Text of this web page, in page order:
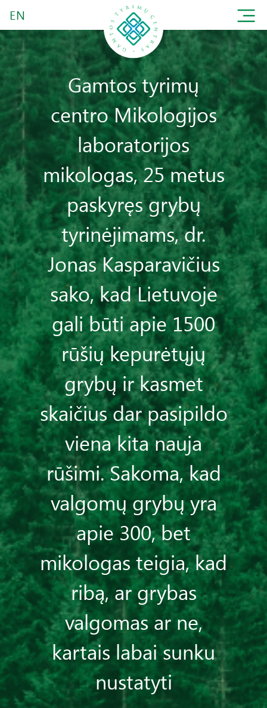
EN
Gamtos tyrimų
centro Mikologijos
laboratorijos
mikologas, 25 metus
paskyręs grybų
tyrinėjimams, dr.
Jonas Kasparavičius
sako, kad Lietuvoje
gali būti apie 1500
rūšių kepurėtųjų
grybų ir kasmet
skaičius dar pasipildo
viena kita nauja
rūšimi. Sakoma, kad
valgomų grybų yra
apie 300, bet
mikologas teigia, kad
ribą, ar grybas
valgomas ar ne,
kartais labai sunku
nustatyti